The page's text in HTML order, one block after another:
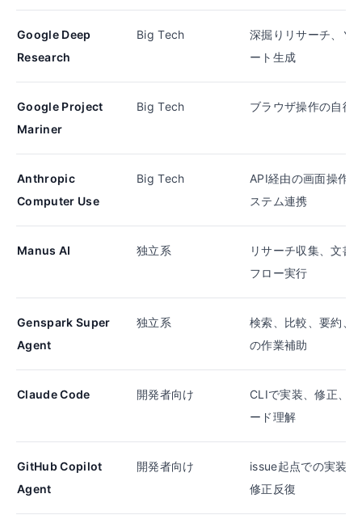
Google Deep
Research
Big Tech
深掘りリサーチ、ソ
ート生成
Google Project
Mariner
Big Tech ブラウザ操作の自律
Anthropic
Computer Use
Big Tech
API経由の画面操作
ステム連携
Manus AI 独立系
リサーチ収集、文書
フロー実行
Genspark Super
Agent
独立系
検索、比較、要約、
の作業補助
Claude Code 開発者向け
CLIで実装、修正、
ード理解
GitHub Copilot
Agent
開発者向け
issue起点での実装提
修正反復